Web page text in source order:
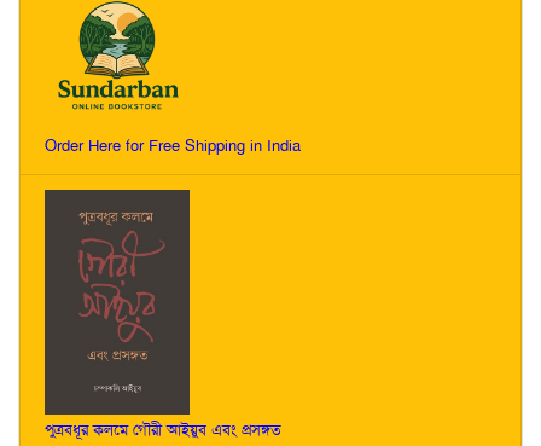
Order Here for Free Shipping in India
পুত্রবধূর কলমে গৌরী আইয়ুব এবং প্রসঙ্গত